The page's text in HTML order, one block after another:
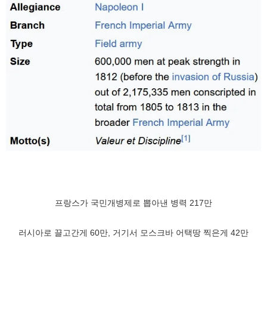
프랑스가 국민개병제로 뽑아낸 병력 217만
러시아로 끌고간게 60만, 거기서 모스크바 어택땅 찍은게 42만